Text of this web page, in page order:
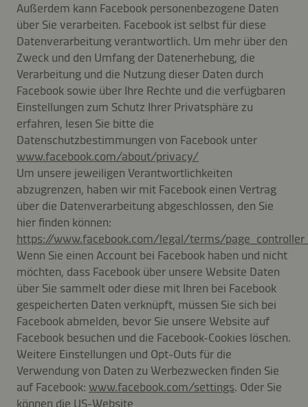
Außerdem kann Facebook personenbezogene Daten
über Sie verarbeiten. Facebook ist selbst für diese
Datenverarbeitung verantwortlich. Um mehr über den
Zweck und den Umfang der Datenerhebung, die
Verarbeitung und die Nutzung dieser Daten durch
Facebook sowie über Ihre Rechte und die verfügbaren
Einstellungen zum Schutz Ihrer Privatsphäre zu
erfahren, lesen Sie bitte die
Datenschutzbestimmungen von Facebook unter
www.facebook.com/about/privacy/
Um unsere jeweiligen Verantwortlichkeiten
abzugrenzen, haben wir mit Facebook einen Vertrag
über die Datenverarbeitung abgeschlossen, den Sie
hier finden können:
https://www.facebook.com/legal/terms/
Wenn Sie einen Account bei Facebook haben und nicht
möchten, dass Facebook über unsere Website Daten
über Sie sammelt oder diese mit Ihren bei Facebook
gespeicherten Daten verknüpft, müssen Sie sich bei
Facebook abmelden, bevor Sie unsere Website auf
Facebook besuchen und die Facebook-Cookies löschen.
Weitere Einstellungen und Opt-Outs für die
Verwendung von Daten zu Werbezwecken finden Sie
auf Facebook: www.facebook.com/settings. Oder Sie
können die US-Website